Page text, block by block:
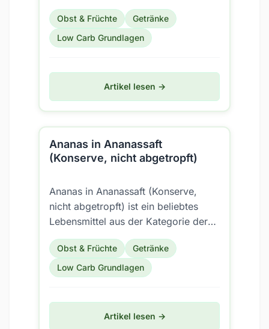
Früchte/Früchte gekocht (inkl.
Konserven). Aber ist es auch...
Obst & Früchte
Getränke
Low Carb Grundlagen
Artikel lesen →
Ananas in Ananassaft
(Konserve, nicht abgetropft)
Ananas in Ananassaft (Konserve,
nicht abgetropft) ist ein beliebtes
Lebensmittel aus der Kategorie der
Früchte/Früchte gekocht (inkl.
Konserven). Aber ist es...
Obst & Früchte
Getränke
Low Carb Grundlagen
Artikel lesen →